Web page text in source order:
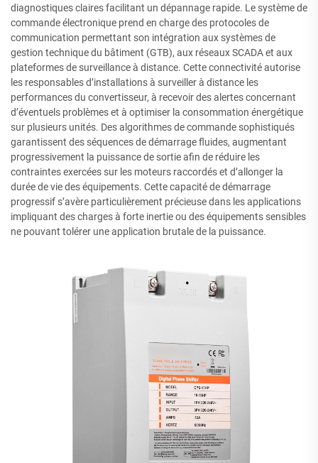
diagnostiques claires facilitant un dépannage rapide. Le système de
commande électronique prend en charge des protocoles de
communication permettant son intégration aux systèmes de
gestion technique du bâtiment (GTB), aux réseaux SCADA et aux
plateformes de surveillance à distance. Cette connectivité autorise
les responsables d’installations à surveiller à distance les
performances du convertisseur, à recevoir des alertes concernant
d’éventuels problèmes et à optimiser la consommation énergétique
sur plusieurs unités. Des algorithmes de commande sophistiqués
garantissent des séquences de démarrage fluides, augmentant
progressivement la puissance de sortie afin de réduire les
contraintes exercées sur les moteurs raccordés et d’allonger la
durée de vie des équipements. Cette capacité de démarrage
progressif s’avère particulièrement précieuse dans les applications
impliquant des charges à forte inertie ou des équipements sensibles
ne pouvant tolérer une application brutale de la puissance.